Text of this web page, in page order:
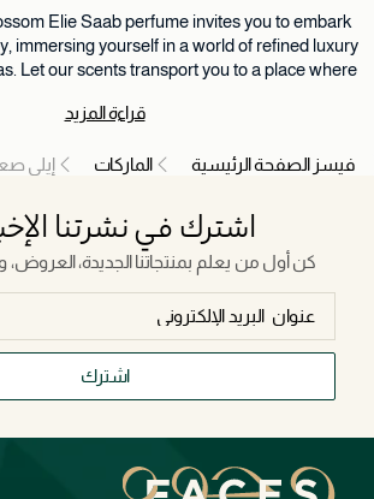
to embark
immersing yourself in a world of refined luxury
Let our scents transport you to a place where
قراءة المزيد
فيسز الصفحة الرئيسية الماركات إيلي
اشترك في نشرتنا
كن أول من يعلم بمنتجاتنا الجديدة، العروض، و
اشترك